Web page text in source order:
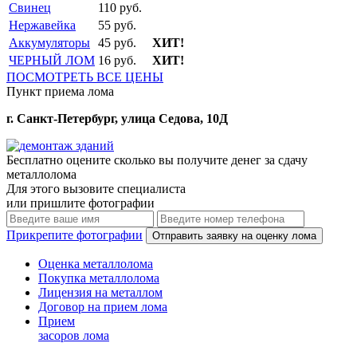
Свинец
110 руб.
Нержавейка
55 руб.
Аккумуляторы 45 руб.
ХИТ!
ЧЕРНЫЙ ЛОМ 16 руб.
ХИТ!
ПОСМОТРЕТЬ ВСЕ ЦЕНЫ
Пункт приема лома
г. Санкт-Петербург, улица Седова, 10Д
Бесплатно оцените сколько вы получите денег за сдачу
металлолома
Для этого вызовите специалиста
или пришлите фотографии
Прикрепите фотографии
Оценка металлолома
Покупка металлолома
Лицензия на металлом
Договор на прием лома
Прием
засоров лома